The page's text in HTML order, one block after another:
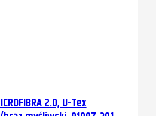
2.0, U-Tex